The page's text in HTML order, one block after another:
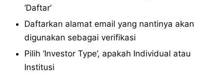
‘Daftar’
Daftarkan alamat email yang nantinya akan
digunakan sebagai verifikasi
Pilih ‘Investor Type’, apakah Individual atau
Institusi